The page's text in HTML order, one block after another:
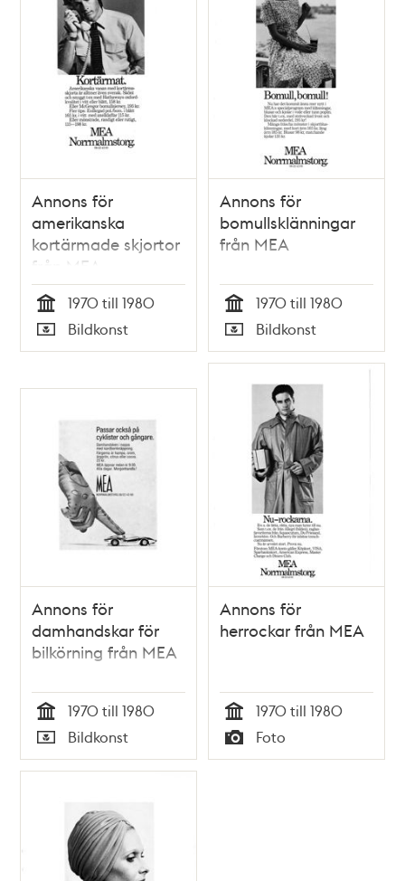
Annons för
amerikanska
kortärmade skjortor
från MEA
Tid
1970 till 1980
Typ
Bildkonst
Annons för
bomullsklänningar
från MEA
Tid
1970 till 1980
Typ
Bildkonst
Annons för
damhandskar för
bilkörning från MEA
Tid
1970 till 1980
Typ
Bildkonst
Annons för
herrockar från MEA
Tid
1970 till 1980
Typ
Foto